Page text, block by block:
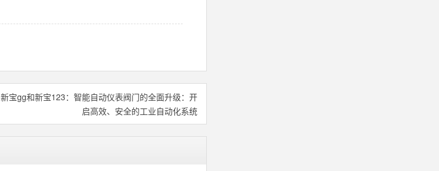
新宝gg和新宝123：智能自动仪表阀门的全面升级：开
启高效、安全的工业自动化系统